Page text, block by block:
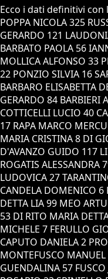
Ecco i dati definitivi con
POPPA NICOLA 325
GERARDO 121
BARBATO PAOLA 56
MOLLICA ALFONSO 33
22 PONZIO SILVIA 16
BARBARO ELISABETTA
GERARDO 84 BARBIERI
COTTICELLI LUCIO 40
17 RAPA MARCO
MARIA CRISTINA 8 DI
D'AVANZO GUIDO 117
ROGATIS ALESSANDRA
LUDOVICA 27
CANDELA DOMENICO 6
DETTA LIA 99 MEO
53 DI RITO MARIA
MICHELE 7 FERULLO
CAPUTO DANIELA 2
MONTEFUSCO
GUENDALINA 57